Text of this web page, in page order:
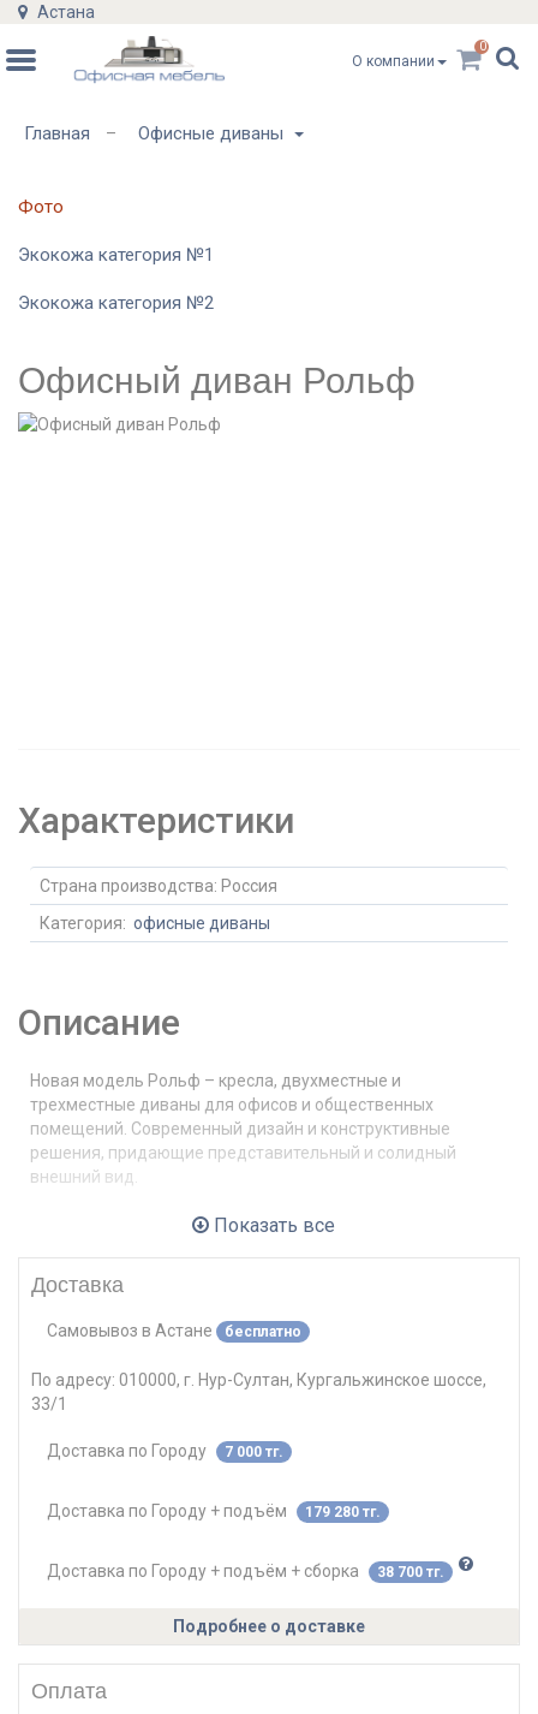
Астана
О компании
0
Главная – Офисные диваны
Фото
Экокожа категория №1
Экокожа категория №2
Офисный диван Рольф
Характеристики
Страна производства: Россия
Категория: офисные диваны
Описание
Новая модель Рольф – кресла, двухместные и
трехместные диваны для офисов и общественных
помещений. Современный дизайн и конструктивные
решения, придающие представительный и солидный
внешний вид.
Чехлы выполнены с использованием техники
«утяжек», которые создают представительный вид
готовой продукции;
Закругленные широкие подлокотники с мягким
Удобное и практичное, оснащенное пружинными
Высокие металлические опоры, придающие
конструктивные материалы:
хвойных пород 8% влажности
пенополиуретан ST2536, EL2545, синтепон 150г/кв.м
подушки спинки съемные с декоративными
утяжками
в рамках сидений используются пружинные
Показать все
Доставка
Самовывоз в Астане бесплатно
По адресу: 010000, г. Нур-Султан, Кургальжинское шоссе,
33/1
Доставка по Городу 7 000 тг.
Доставка по Городу + подъём 179 280 тг.
Доставка по Городу + подъём + сборка 38 700 тг.
Подробнее о доставке
Оплата